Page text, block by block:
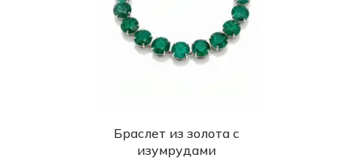
Браслет из золота с
изумрудами